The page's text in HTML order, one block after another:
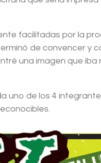
facilitadas por la
de convencer y
una imagen que iba
uno de los 4